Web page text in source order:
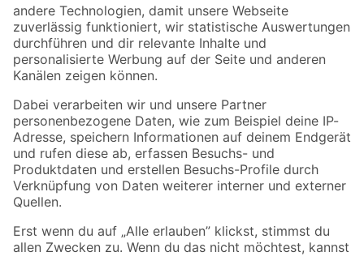
Zur Newsletter Anmeldung
Folge uns
Zahlungsarten Versandarten
Sicher einkaufen